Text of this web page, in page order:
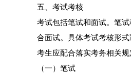
五、考试考核
考试包括笔试和面试。笔
合面试。具体考试考核形式
考生应配合落实考务相关
（一）笔试